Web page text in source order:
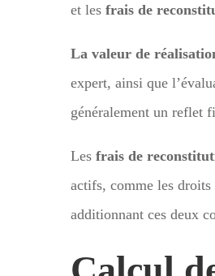
et les frais de
La valeur de
expert, ainsi que
généralement un reflet
Les frais de
actifs, comme les droits
additionnant ces deux